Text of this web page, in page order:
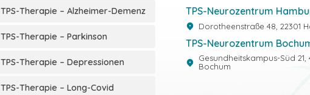
TPS-Therapie – Alzheimer-Demenz
TPS-Therapie – Parkinson
TPS-Therapie – Depressionen
TPS-Therapie – Long-Covid
TPS-Neurozentrum
Dorotheenstraße 48, 22301
TPS-Neurozentrum
Gesundheitskampus-Süd 21,
Bochum